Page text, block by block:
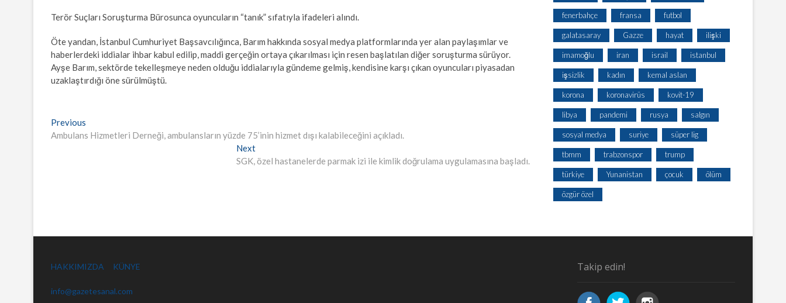
Terör Suçları Soruşturma Bürosunca oyuncuların “tanık” sıfatıyla ifadeleri alındı.
Öte yandan, İstanbul Cumhuriyet Başsavcılığınca, Barım hakkında sosyal medya platformlarında yer alan paylaşımlar ve
haberlerdeki iddialar ihbar kabul edilip, maddi gerçeğin ortaya çıkarılması için resen başlatılan diğer soruşturma sürüyor.
Ayşe Barım, sektörde tekelleşmeye neden olduğu iddialarıyla gündeme gelmiş, kendisine karşı çıkan oyuncuları piyasadan
uzaklaştırdığı öne sürülmüştü.
Yazı
gezinmesi
Previous
post:
Ambulans Hizmetleri Derneği, ambulansların yüzde 75’inin hizmet dışı kalabileceğini açıkladı.
NextNext
post:
SGK, özel hastanelerde parmak izi ile kimlik doğrulama uygulamasına başladı.
fenerbahçe fransa futbol
galatasaray Gazze hayat ilişki
imamoğlu iran israil istanbul
işsizlik kadın kemal aslan
korona koronavirüs kovit-19
libya pandemi rusya salgın
sosyal medya suriye süper lig
tbmm trabzonspor trump
türkiye Yunanistan çocuk ölüm
özgür özel
HAKKIMIZDA KÜNYE
info@gazetesanal.com
Takip edin!